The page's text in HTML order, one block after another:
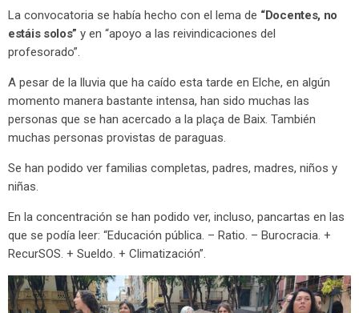
La convocatoria se había hecho con el lema de “Docentes, no
estáis solos” y en “apoyo a las reivindicaciones del
profesorado”.
A pesar de la lluvia que ha caído esta tarde en Elche, en algún
momento manera bastante intensa, han sido muchas las
personas que se han acercado a la plaça de Baix. También
muchas personas provistas de paraguas.
Se han podido ver familias completas, padres, madres, niños y
niñas.
En la concentración se han podido ver, incluso, pancartas en las
que se podía leer: “Educación pública. – Ratio. – Burocracia. +
RecurSOS. + Sueldo. + Climatización”.